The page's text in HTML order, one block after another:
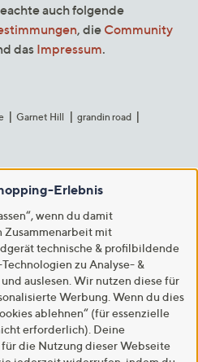
auch folgende
, die Community
das Impressum.
Garnet Hill
grandin road
Erlebnis
wenn du damit
Zusammenarbeit mit
technische & profilbildende
zu Analyse- &
auslesen. Wir nutzen diese für
Werbung. Wenn du dies
ablehnen“ (für essenzielle
erforderlich). Deine
die Nutzung dieser Webseite